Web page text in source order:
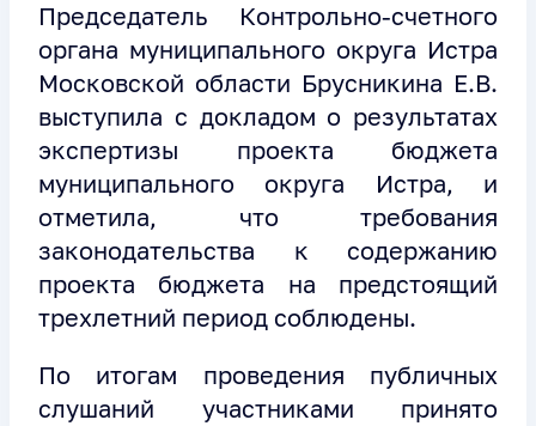
Председатель Контрольно-счетного
органа муниципального округа Истра
Московской области Брусникина Е.В.
выступила с докладом о результатах
экспертизы проекта бюджета
муниципального округа Истра, и
отметила, что требования
законодательства к содержанию
проекта бюджета на предстоящий
трехлетний период соблюдены.
По итогам проведения публичных
слушаний участниками принято